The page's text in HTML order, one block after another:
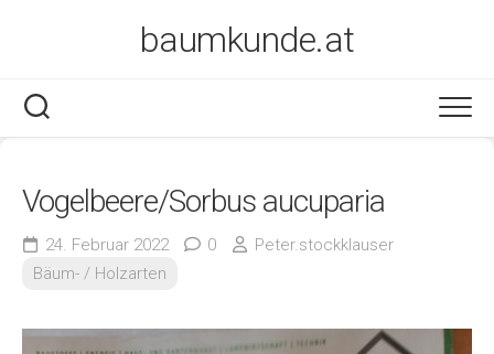
baumkunde.at
Vogelbeere/Sorbus aucuparia
24. Februar 2022 0
Peter.stockklauser
Bäum- / Holzarten